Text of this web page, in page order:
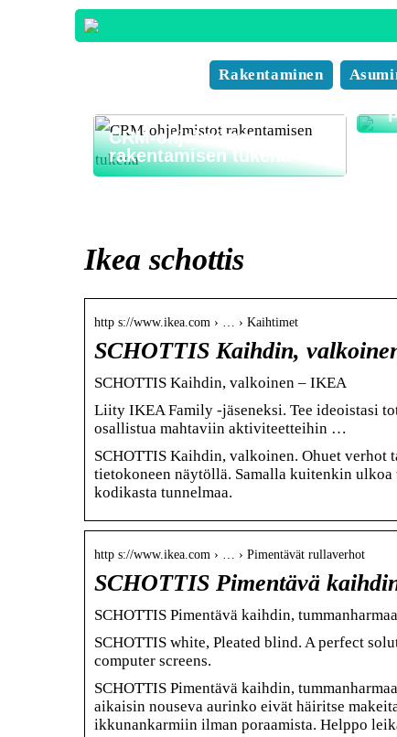
Rakentaminen
CRM-ohjelmistot
rakentamisen tukena
–
Ikea schottis
http s://www.ikea.com › … › Kaihtimet
SCHOTTIS Kaihdin,
SCHOTTIS Kaihdin, valkoinen – IKEA
Liity IKEA Family -jäseneksi. Tee ideoistasi
osallistua mahtaviin aktiviteetteihin …
SCHOTTIS Kaihdin, valkoinen. Ohuet
tietokoneen näytöllä. Samalla kuitenkin
kodikasta tunnelmaa.
http s://www.ikea.com › … › Pimentävät rullaverhot
SCHOTTIS Pimentävä
SCHOTTIS Pimentävä kaihdin,
SCHOTTIS white, Pleated blind. A perfect
computer screens.
SCHOTTIS Pimentävä kaihdin,
aikaisin nouseva aurinko eivät häiritse
ikkunankarmiin ilman poraamista. Helppo